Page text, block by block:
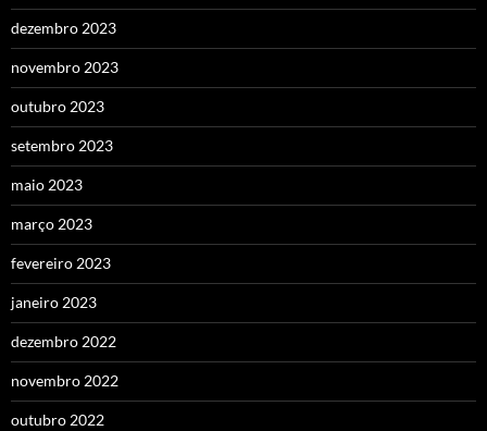
dezembro 2023
novembro 2023
outubro 2023
setembro 2023
maio 2023
março 2023
fevereiro 2023
janeiro 2023
dezembro 2022
novembro 2022
outubro 2022